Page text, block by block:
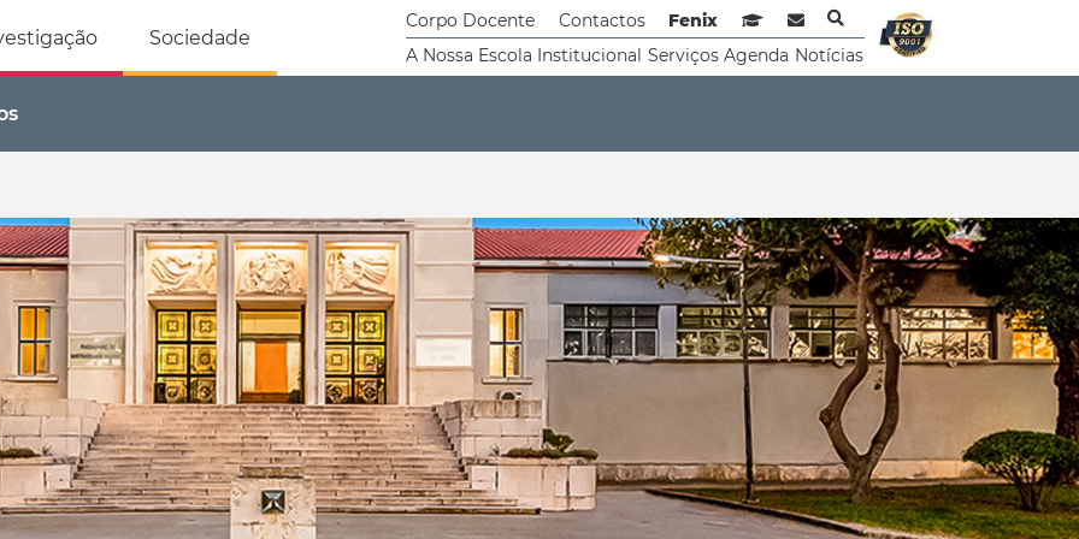
Humana
Sociedade
Corpo Docente Contactos Fenix
Sistema de Gestão de Aprendizagem
Webmail
A Nossa Escola Institucional Serviços Agenda Notícias